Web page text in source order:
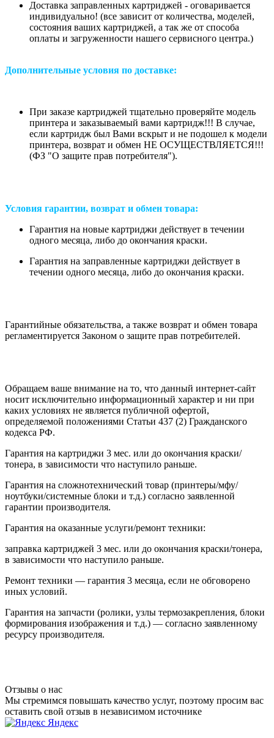
Доставка заправленных картриджей - оговаривается
индивидуально! (все зависит от количества, моделей,
состояния ваших картриджей, а так же от способа
оплаты и загруженности нашего сервисного центра.)
Дополнительные условия по доставке:
При заказе картриджей тщательно проверяйте модель
принтера и заказываемый вами картридж!!! В случае,
если картридж был Вами вскрыт и не подошел к модели
принтера, возврат и обмен НЕ ОСУЩЕСТВЛЯЕТСЯ!!!
(ФЗ "О защите прав потребителя").
Условия гарантии, возврат и обмен товара:
Гарантия на новые картриджи действует в течении
одного месяца, либо до окончания краски.
Гарантия на заправленные картриджи действует в
течении одного месяца, либо до окончания краски.
Гарантийные обязательства, а также возврат и обмен товара
регламентируется Законом о защите прав потребителей.
Обращаем ваше внимание на то, что данный интернет-сайт
носит исключительно информационный характер и ни при
каких условиях не является публичной офертой,
определяемой положениями Статьи 437 (2) Гражданского
кодекса РФ.
Гарантия на картриджи 3 мес. или до окончания краски/
тонера, в зависимости что наступило раньше.
Гарантия на сложнотехнический товар (принтеры/мфу/
ноутбуки/системные блоки и т.д.) согласно заявленной
гарантии производителя.
Гарантия на оказанные услуги/ремонт техники:
заправка картриджей 3 мес. или до окончания краски/тонера,
в зависимости что наступило раньше.
Ремонт техники — гарантия 3 месяца, если не обговорено
иных условий.
Гарантия на запчасти (ролики, узлы термозакрепления, блоки
формирования изображения и т.д.) — согласно заявленному
ресурсу производителя.
Отзывы о нас
Мы стремимся повышать качество услуг, поэтому просим вас
оставить свой отзыв в независимом источнике
Яндекс